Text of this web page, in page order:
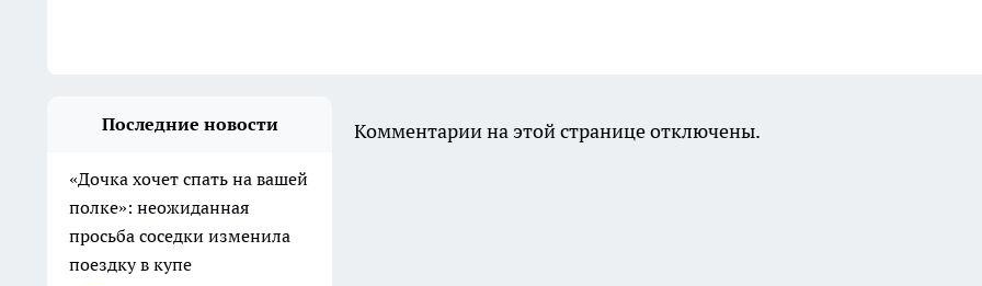
Последние новости
«Дочка хочет спать на вашей
полке»: неожиданная
просьба соседки изменила
поездку в купе
Комментарии на этой странице отключены.